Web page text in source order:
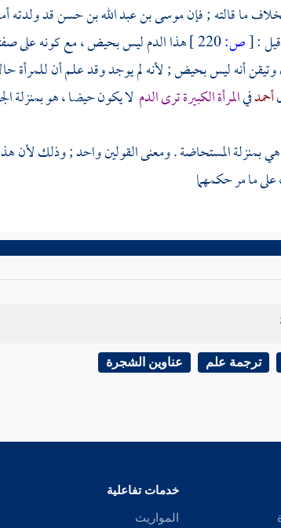
ما قالته ; فإنموسى بن عبد الله بن حسنقد ولدته
:
[ص:
هذا الدم ليس بحيض ، مع كونه على
أنه ليس بحيض ; لأنه لم يوجد وقد علم أن للمرأة
أحمدفيالمرأة الكبيرة ترى الدم لا يكون حيضا ، هو
بمنزلة المستحاضة . ومعنى القولين واحد ; وذلك لأن
ما مر حكمهما
ترجمة علم عناوين الشجرة
خدمات تفاعلية
المواريث